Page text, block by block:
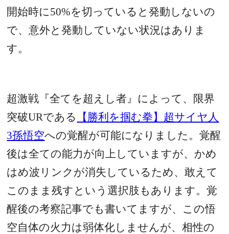
開始時に50%を切っていると発動しないの
で、意外と発動していない状況はありま
す。
超激戦『全てを超えし者』によって、限界
突破URである
【勝利を掴む拳】超サイヤ人
3孫悟空への覚醒が可能になりました。覚醒
後は全ての能力が向上していますが、かめ
はめ波リンクが消失しているため、敢えて
このまま残すという選択肢もあります。覚
醒後の考察記事でも書いてますが、この悟
空自体の火力は弱体化しませんが、相性の